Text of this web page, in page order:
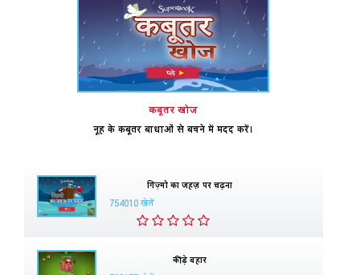
कबूतर खोज
नूह के कबूतर बाधाओं से बचने में मदद करें।
गिज़्मो का जहज़ पर चढ़ना
754010 खेलें
कीड़े बहार